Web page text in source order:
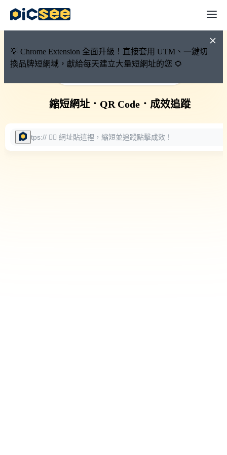
💡 Chrome Extension 全面升級！直接套用 UTM、一鍵切
換品牌短網域，獻給每天建立大量短網址的您 🌻
🚀 PicSee 短網址永久有效
縮短網址． QR Code． 成效追蹤